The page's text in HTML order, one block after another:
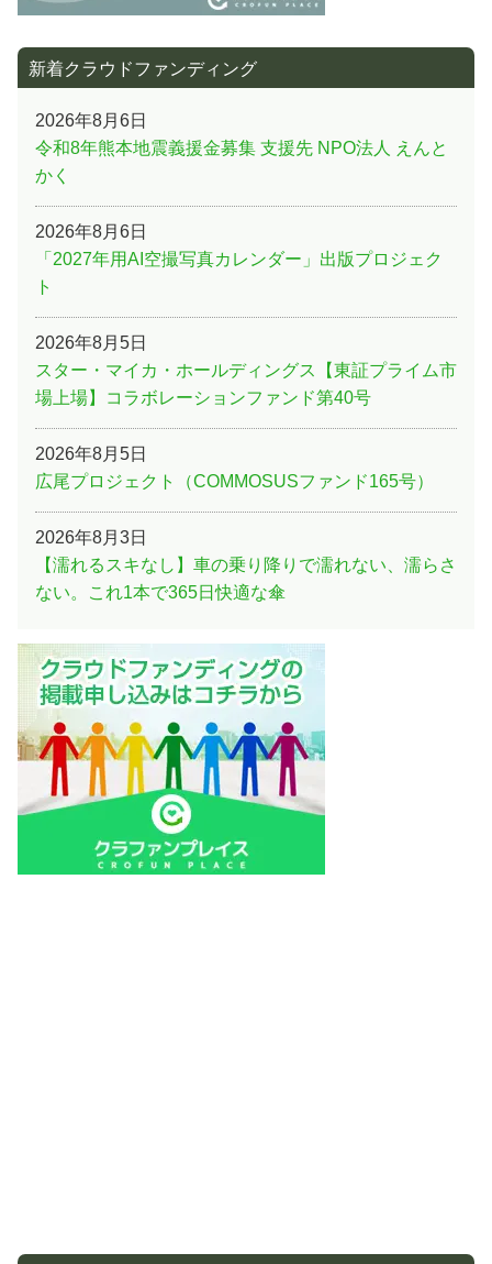
新着クラウドファンディング
2026年8月6日
令和8年熊本地震義援金募集 支援先 NPO法人 えんと
かく
2026年8月6日
「2027年用AI空撮写真カレンダー」出版プロジェク
ト
2026年8月5日
スター・マイカ・ホールディングス【東証プライム市
場上場】コラボレーションファンド第40号
2026年8月5日
広尾プロジェクト（COMMOSUSファンド165号）
2026年8月3日
【濡れるスキなし】車の乗り降りで濡れない、濡らさ
ない。これ1本で365日快適な傘